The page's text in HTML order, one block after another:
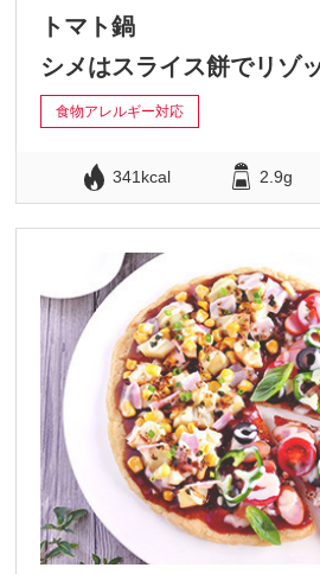
トマト鍋
シメはスライス餅でリゾ
食物アレルギー対応
341kcal 2.9g